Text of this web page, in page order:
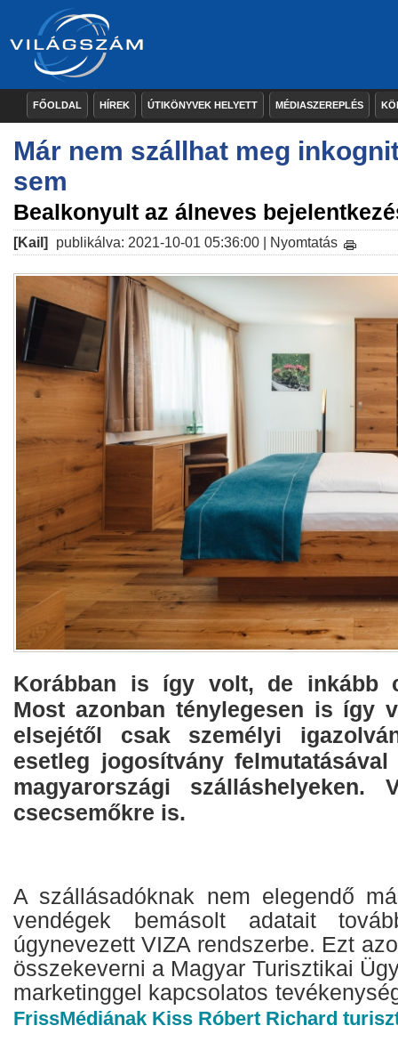
FŐOLDAL HÍREK ÚTIKÖNYVEK HELYETT MÉDIASZEREPLÉS
Már nem szállhat meg
sem
Bealkonyult az álneves
[Kail] publikálva: 2021-10-01 05:36:00 | Nyomtatás
Korábban is így volt, de inkább
Most azonban ténylegesen is így
elsejétől csak személyi
esetleg jogosítvány
magyarországi szálláshelyeken.
csecsemőkre is.
A szállásadóknak nem elegendő
vendégek bemásolt adatait
úgynevezett VIZA rendszerbe. Ezt
összekeverni a Magyar Turisztikai
marketinggel kapcsolatos
FrissMédiának Kiss Róbert Richard